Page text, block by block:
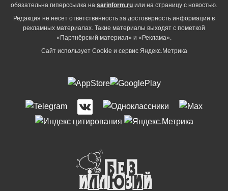
обязательна гиперссылка на sarinform.ru или на страницу с новостью.
Редакция не несет ответственность за достоверность информации в
рекламных материалах. Такие материалы выходят с пометкой
«Партнёрский материал» и «Реклама».
Сайт использует Cookie и сервиc Яндекс.Метрика